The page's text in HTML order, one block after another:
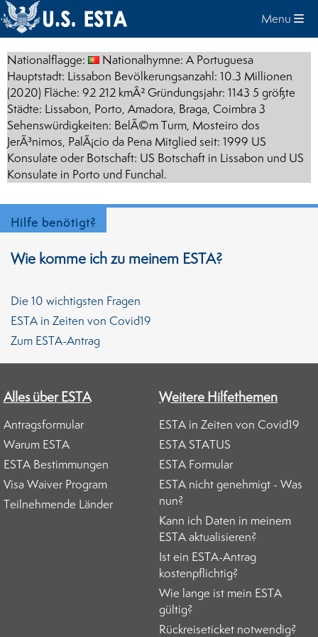
Menu
Nationalflagge:
Nationalhymne: A Portuguesa
Hauptstadt: Lissabon Bevölkerungsanzahl: 10.3 Millionen
(2020) Fläche: 92 212 kmÂ² Gründungsjahr: 1143 5 größte
Städte: Lissabon, Porto, Amadora, Braga, Coimbra 3
Sehenswürdigkeiten: BelÃ©m Turm, Mosteiro dos
JerÃ³nimos, PalÃ¡cio da Pena Mitglied seit: 1999 US
Konsulate oder Botschaft: US Botschaft in Lissabon und US
Konsulate in Porto und Funchal.
Hilfe benötigt?
Wie komme ich zu meinem ESTA?
Die 10 wichtigsten Fragen
ESTA in Zeiten von Covid19
Zum ESTA-Antrag
Alles über ESTA
Antragsformular
Warum ESTA
ESTA Bestimmungen
Visa Waiver Program
Teilnehmende Länder
Weitere Hilfethemen
ESTA in Zeiten von Covid19
ESTA STATUS
ESTA Formular
ESTA nicht genehmigt - Was
nun?
Kann ich Daten in meinem
ESTA aktualisieren?
Ist ein ESTA-Antrag
kostenpflichtig?
Wie lange ist mein ESTA
gültig?
Rückreiseticket notwendig?